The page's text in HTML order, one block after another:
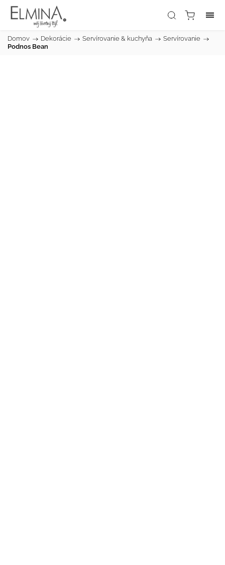
Domov / Dekorácie / Servírovanie & kuchyňa / Servírovanie /
Podnos Bean